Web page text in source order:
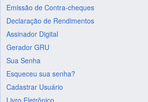
Emissão de Contra-cheques
Declaração de Rendimentos
Assinador Digital
Gerador GRU
Sua Senha
Esqueceu sua senha?
Cadastrar Usuário